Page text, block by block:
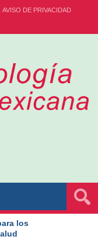
AVISO DE PRIVACIDAD
los